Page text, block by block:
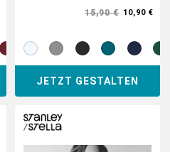
15,90 € 10,90 €
JETZT GESTALTEN